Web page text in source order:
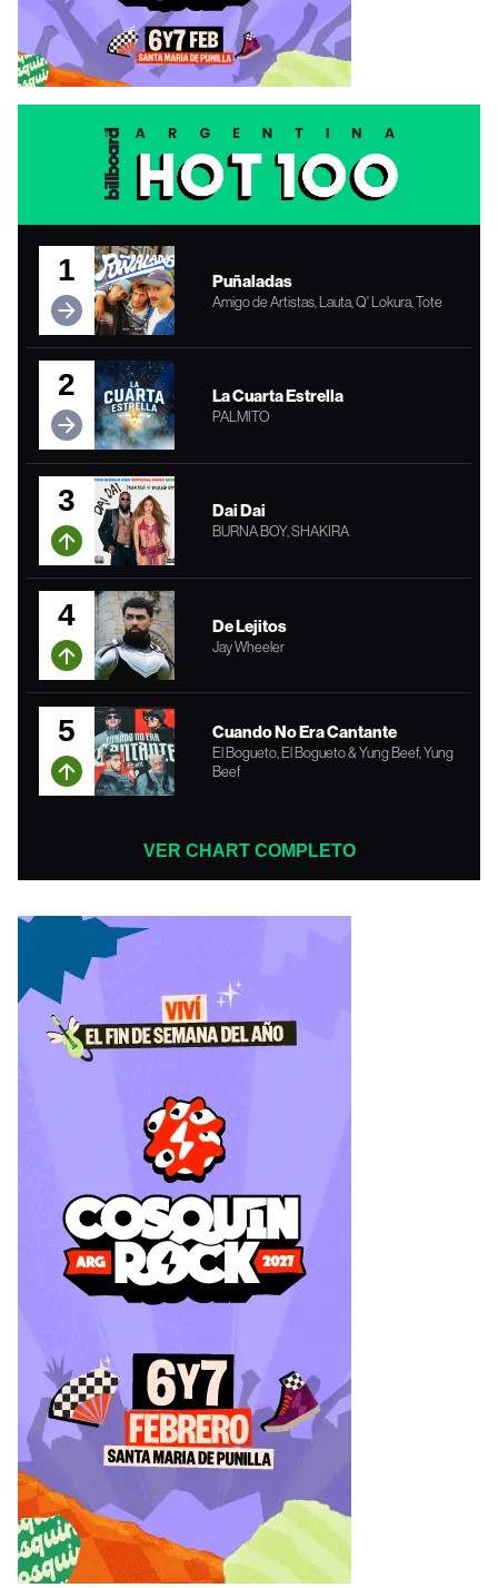
1 Puñaladas
Amigo de Artistas, Lauta, Q' Lokura, Tote
2 La Cuarta Estrella
PALMITO
3 Dai Dai
BURNA BOY, SHAKIRA
4 De Lejitos
Jay Wheeler
5 Cuando No Era Cantante
El Bogueto, El Bogueto & Yung Beef, Yung
Beef
VER CHART COMPLETO